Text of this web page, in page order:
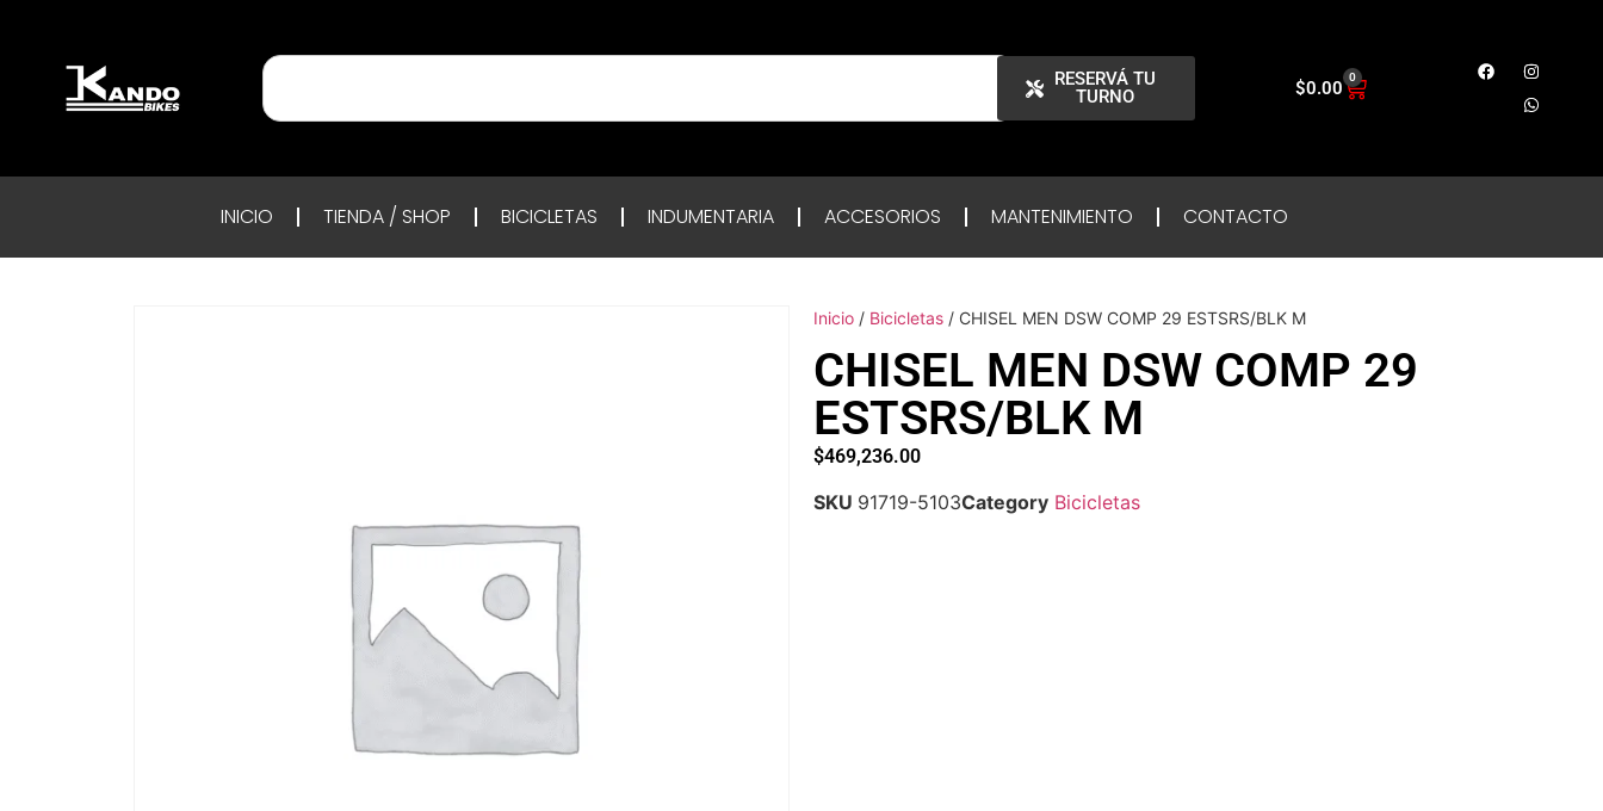
RESERVÁ TU
TURNO
$0.00 0
INICIO TIENDA / SHOP BICICLETAS INDUMENTARIA ACCESORIOS MANTENIMIENTO CONTACTO
Inicio / Bicicletas / CHISEL MEN DSW COMP 29 ESTSRS/BLK M
CHISEL MEN DSW COMP 29
ESTSRS/BLK M
$469,236.00
SKU 91719-5103Category Bicicletas